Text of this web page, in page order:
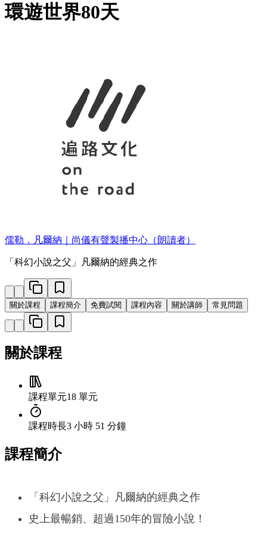
環遊世界80天
儒勒．凡爾納｜尚儀有聲製播中心（朗讀者）
「科幻小說之父」凡爾納的經典之作
關於課程 課程簡介 免費試閱 課程內容 關於講師 常見問題
關於課程
課程單元18 單元
課程時長3 小時 51 分鐘
課程簡介
「科幻小說之父」凡爾納的經典之作
史上最暢銷、超過150年的冒險小說！